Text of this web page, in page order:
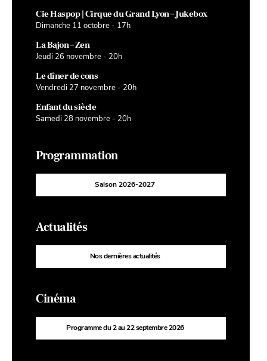
Cie Haspop | Cirque du Grand Lyon – Jukebox
Dimanche 11 octobre - 17h
La Bajon – Zen
Jeudi 26 novembre - 20h
Le dîner de cons
Vendredi 27 novembre - 20h
Enfant du siècle
Samedi 28 novembre - 20h
Programmation
Saison 2026-2027
Actualités
Nos dernières actualités
Cinéma
Programme du 2 au 22 septembre 2026